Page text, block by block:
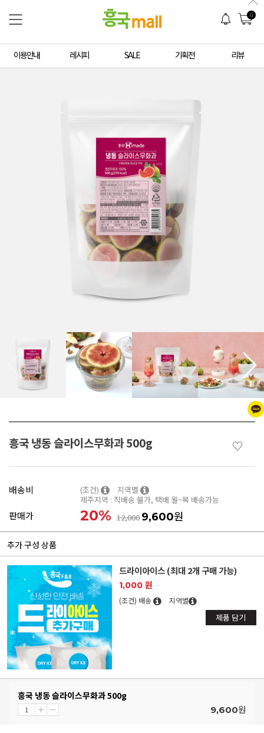
0
이용안내 레시피 SALE 기획전 리뷰
흥국 냉동 슬라이스무화과 500g ♡
배송비 (조건)
지역별
제주지역 : 직배송 불가, 택배 월~목 배송가능
판매가 20% 12,0009,600원
추가 구성 상품
드라이아이스 (최대 2개 구매 가능)
1,000 원
(조건) 배송 지역별
제품 담기
흥국 냉동 슬라이스무화과 500g
9,600원